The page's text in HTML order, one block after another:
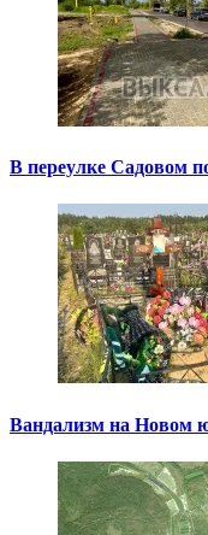
В переулке Садовом
Вандализм на Новом